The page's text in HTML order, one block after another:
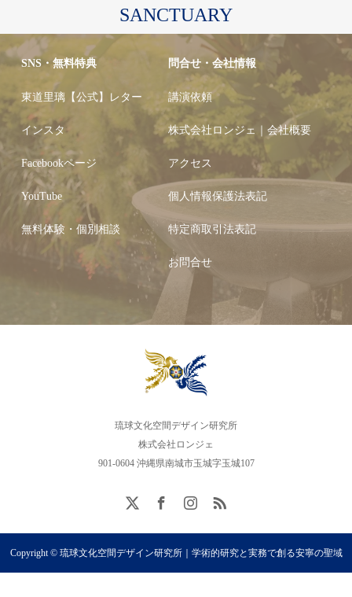
SANCTUARY
SNS・無料特典
東道里璃【公式】レター
インスタ
Facebookページ
YouTube
無料体験・個別相談
問合せ・会社情報
講演依頼
株式会社ロンジェ｜会社概要
アクセス
個人情報保護法表記
特定商取引法表記
お問合せ
琉球文化空間デザイン研究所
株式会社ロンジェ
901-0604 沖縄県南城市玉城字玉城107
Copyright © 琉球文化空間デザイン研究所｜学術的研究と実務で創る安寧の聖域